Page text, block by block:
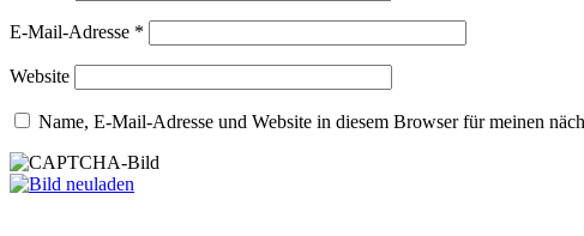
E-Mail-Adresse *
Website
Name, E-Mail-Adresse und Website in diesem Browser für meinen